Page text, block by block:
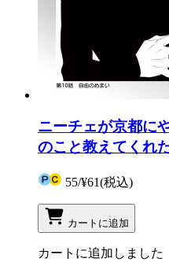
ニーチェが京都に
のこと教えてくれ
55/¥61(税込)
カートに追加
カートに追加しました